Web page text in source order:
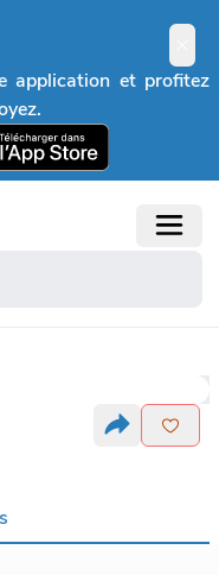
application et profitez